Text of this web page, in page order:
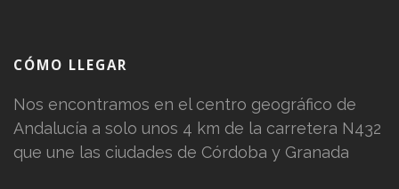
CÓMO LLEGAR
Nos encontramos en el centro geográfico de
Andalucía a solo unos 4 km de la carretera N432
que une las ciudades de Córdoba y Granada